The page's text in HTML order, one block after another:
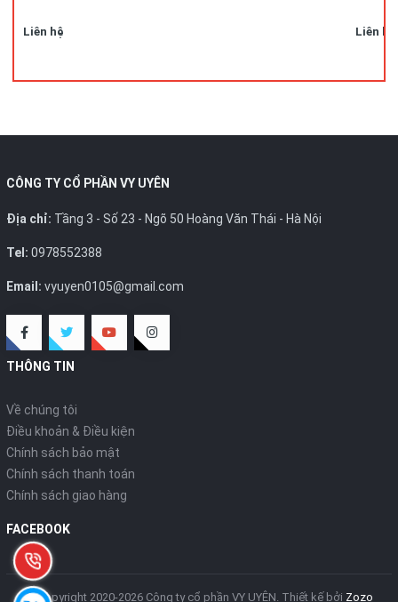
Liên hệ Liên hệ
CÔNG TY CỔ PHẦN VY UYÊN
Địa chỉ: Tầng 3 - Số 23 - Ngõ 50 Hoàng Văn Thái - Hà Nội
Tel: 0978552388
Email: vyuyen0105@gmail.com
THÔNG TIN
Về chúng tôi
Điều khoản & Điều kiện
Chính sách bảo mật
Chính sách thanh toán
Chính sách giao hàng
FACEBOOK
© Copyright 2020-2026 Công ty cổ phần VY UYÊN. Thiết kế bởi Zozo